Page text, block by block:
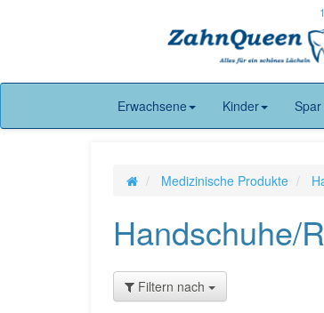
Erwachsene Kinder
Medizinische Produkte
Handschuhe/
Filtern nach